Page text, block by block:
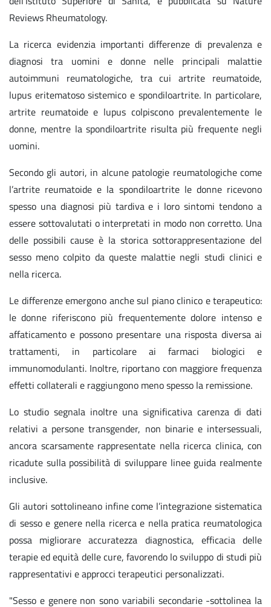
Reviews Rheumatology.
La ricerca evidenzia importanti differenze di prevalenza e
diagnosi tra uomini e donne nelle principali malattie
autoimmuni reumatologiche, tra cui artrite reumatoide,
lupus eritematoso sistemico e spondiloartrite. In particolare,
artrite reumatoide e lupus colpiscono prevalentemente le
donne, mentre la spondiloartrite risulta più frequente negli
uomini.
Secondo gli autori, in alcune patologie reumatologiche come
l’artrite reumatoide e la spondiloartrite le donne ricevono
spesso una diagnosi più tardiva e i loro sintomi tendono a
essere sottovalutati o interpretati in modo non corretto. Una
delle possibili cause è la storica sottorappresentazione del
sesso meno colpito da queste malattie negli studi clinici e
nella ricerca.
Le differenze emergono anche sul piano clinico e terapeutico:
le donne riferiscono più frequentemente dolore intenso e
affaticamento e possono presentare una risposta diversa ai
trattamenti, in particolare ai farmaci biologici e
immunomodulanti. Inoltre, riportano con maggiore frequenza
effetti collaterali e raggiungono meno spesso la remissione.
Lo studio segnala inoltre una significativa carenza di dati
relativi a persone transgender, non binarie e intersessuali,
ancora scarsamente rappresentate nella ricerca clinica, con
ricadute sulla possibilità di sviluppare linee guida realmente
inclusive.
Gli autori sottolineano infine come l’integrazione sistematica
di sesso e genere nella ricerca e nella pratica reumatologica
possa migliorare accuratezza diagnostica, efficacia delle
terapie ed equità delle cure, favorendo lo sviluppo di studi più
rappresentativi e approcci terapeutici personalizzati.
"Sesso e genere non sono variabili secondarie -sottolinea la